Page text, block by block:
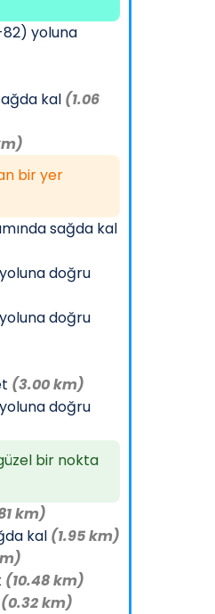
82) yoluna
kal (1.06
bir yer
sağda kal
doğru
doğru
(3.00 km)
doğru
bir nokta
km)
kal (1.95 km)
(10.48 km)
(0.32 km)